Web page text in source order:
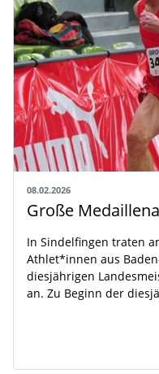
08.02.2026
In Sindelfingen traten
Athlet*innen aus
diesjährigen
an. Zu Beginn der